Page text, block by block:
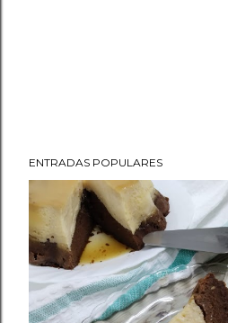
ENTRADAS POPULARES